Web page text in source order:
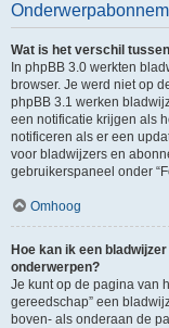
Wat is het verschil
In phpBB 3.0 werkten
browser. Je werd niet op
phpBB 3.1 werken
een notificatie krijgen als
notificeren als er een
voor bladwijzers en
gebruikerspaneel onder
Omhoog
Hoe kan ik een
onderwerpen?
Je kunt op de pagina van
gereedschap” een
boven- als onderaan de